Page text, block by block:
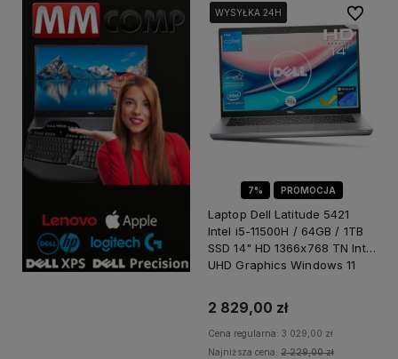
7% PROMOCJA
WYSYŁKA 24H
WYSYŁKA 24H
WYSYŁKA 24H
Laptop Dell Latitude 5421
Intel i5-11500H / 64GB / 1TB
SSD 14" HD 1366x768 TN Intel
UHD Graphics Windows 11
2 829,00 zł
Cena regularna: 3 029,00 zł
Najniższa cena: 2 229,00 zł
Do